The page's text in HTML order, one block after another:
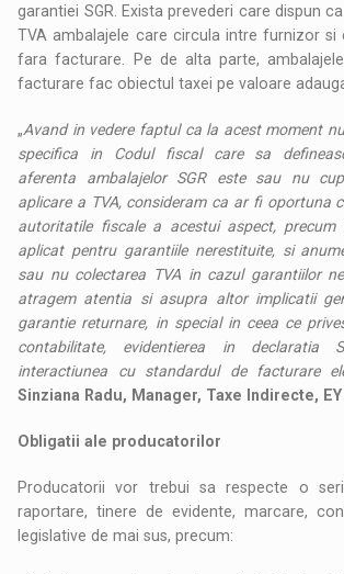
garantiei SGR. Exista prevederi care dispun
TVA ambalajele care circula intre furnizor si
fara facturare. Pe de alta parte,
facturare fac obiectul taxei pe valoare
„Avand in vedere faptul ca la acest moment
specifica in Codul fiscal care sa
aferenta ambalajelor SGR este sau nu
aplicare a TVA, consideram ca ar fi oportuna
autoritatile fiscale a acestui aspect,
aplicat pentru garantiile nerestituite, si
sau nu colectarea TVA in cazul garantiilor
atragem atentia si asupra altor implicatii
garantie returnare, in special in ceea ce
contabilitate, evidentierea in declaratia
interactiunea cu standardul de facturare
Sinziana Radu, Manager, Taxe Indirecte,
Obligatii ale producatorilor
Producatorii vor trebui sa respecte o
raportare, tinere de evidente, marcare,
legislative de mai sus, precum: